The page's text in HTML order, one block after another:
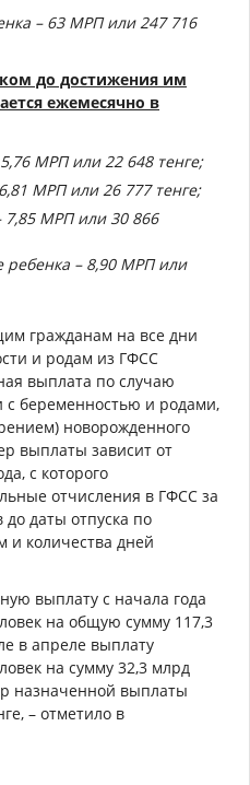
– 63 МРП или 247 716
до достижения им
ежемесячно в
МРП или 22 648 тенге;
МРП или 26 777 тенге;
7,85 МРП или 30 866
ребенка – 8,90 МРП или
гражданам на все дни
и родам из ГФСС
выплата по случаю
с беременностью и родами,
новорожденного
выплаты зависит от
с которого
отчисления в ГФСС за
даты отпуска по
и количества дней
выплату c начала года
на общую сумму 117,3
в апреле выплату
на сумму 32,3 млрд
назначенной выплаты
– отметило в